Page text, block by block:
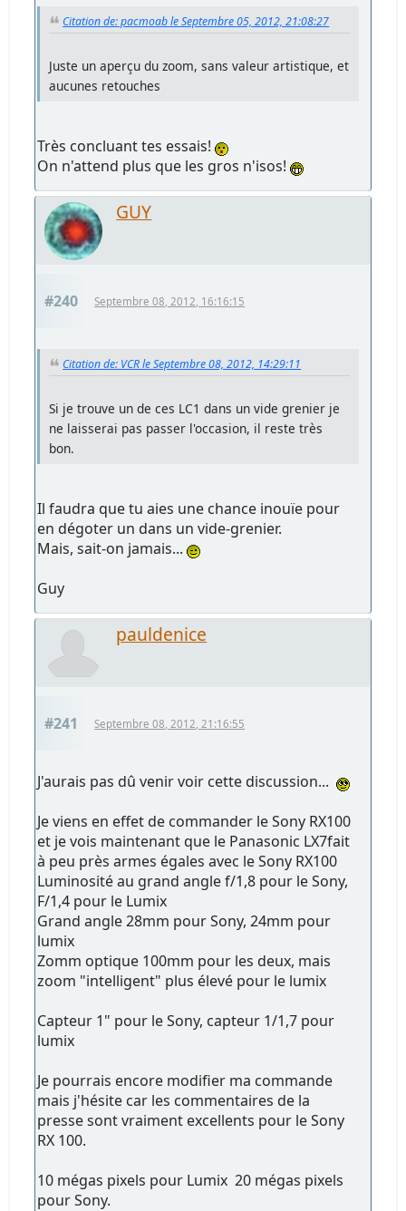
Citation de: pacmoab le Septembre 05, 2012, 21:08:27
Juste un aperçu du zoom, sans valeur artistique, et
aucunes retouches
Très concluant tes essais!
On n'attend plus que les gros n'isos!
GUY
#240 Septembre 08, 2012, 16:16:15
Citation de: VCR le Septembre 08, 2012, 14:29:11
Si je trouve un de ces LC1 dans un vide grenier je
ne laisserai pas passer l'occasion, il reste très
bon.
Il faudra que tu aies une chance inouïe pour
en dégoter un dans un vide-grenier.
Mais, sait-on jamais...
Guy
pauldenice
#241 Septembre 08, 2012, 21:16:55
J'aurais pas dû venir voir cette discussion...
Je viens en effet de commander le Sony RX100
et je vois maintenant que le Panasonic LX7fait
à peu près armes égales avec le Sony RX100
Luminosité au grand angle f/1,8 pour le Sony,
F/1,4 pour le Lumix
Grand angle 28mm pour Sony, 24mm pour
lumix
Zomm optique 100mm pour les deux, mais
zoom "intelligent" plus élevé pour le lumix
Capteur 1" pour le Sony, capteur 1/1,7 pour
lumix
Je pourrais encore modifier ma commande
mais j'hésite car les commentaires de la
presse sont vraiment excellents pour le Sony
RX 100.
10 mégas pixels pour Lumix 20 mégas pixels
pour Sony.